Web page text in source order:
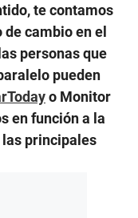
te contamos
cambio en el
personas que
pueden
o Monitor
en función a la
principales